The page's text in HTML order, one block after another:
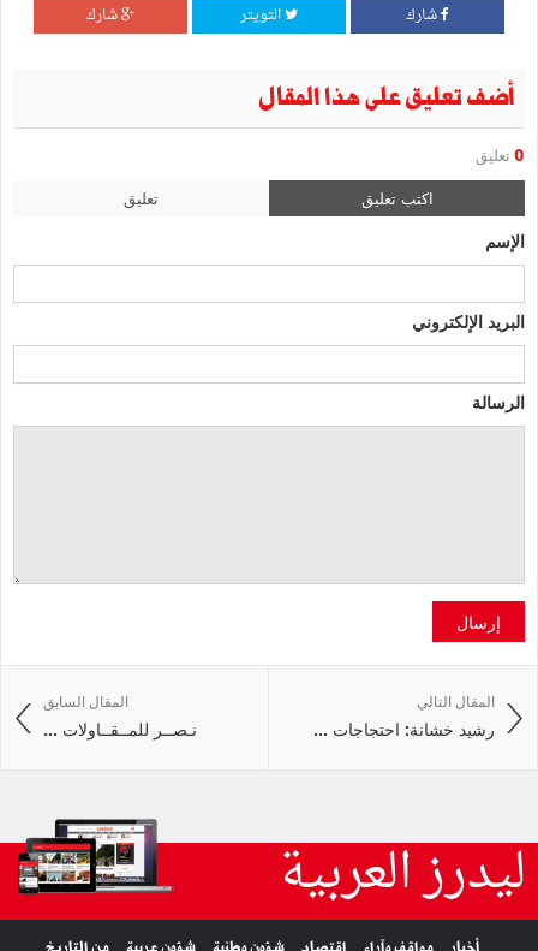
شارك التويتر شارك
أضف تعليق على هذا المقال
0 تعليق
اكتب تعليق تعليق
الإسم
البريد الإلكتروني
الرسالة
إرسال
المقال السابق
نـصــر للمــقــاولات ...
المقال التالي
رشيد خشانة: احتجاجات ...
ليدرز العربية